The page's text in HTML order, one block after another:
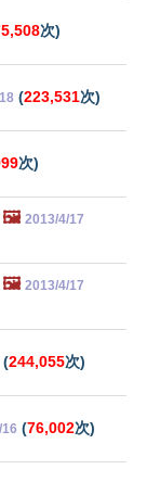
次)
(223,531次)
次)
🖼️ 2013/4/17
🖼️ 2013/4/17
(244,055次)
(76,002次)